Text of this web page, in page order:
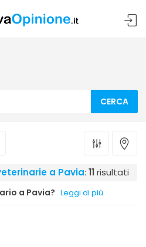
CERCA
a Pavia: 11risultati
a Pavia? Leggi di più